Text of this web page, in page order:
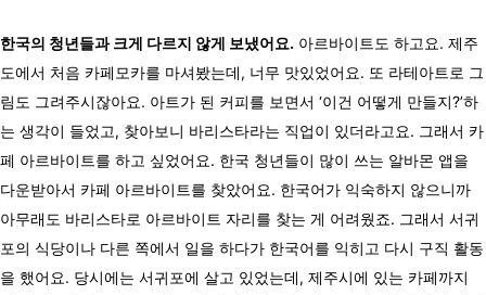
한국의 청년들과 크게 다르지 않게 보냈어요. 아르바이트도 하고요. 제주
도에서 처음 카페모카를 마셔봤는데, 너무 맛있었어요. 또 라테아트로 그
림도 그려주시잖아요. 아트가 된 커피를 보면서 ‘이건 어떻게 만들지?’하
는 생각이 들었고, 찾아보니 바리스타라는 직업이 있더라고요. 그래서 카
페 아르바이트를 하고 싶었어요. 한국 청년들이 많이 쓰는 알바몬 앱을
다운받아서 카페 아르바이트를 찾았어요. 한국어가 익숙하지 않으니까
아무래도 바리스타로 아르바이트 자리를 찾는 게 어려웠죠. 그래서 서귀
포의 식당이나 다른 쪽에서 일을 하다가 한국어를 익히고 다시 구직 활동
을 했어요. 당시에는 서귀포에 살고 있었는데, 제주시에 있는 카페까지